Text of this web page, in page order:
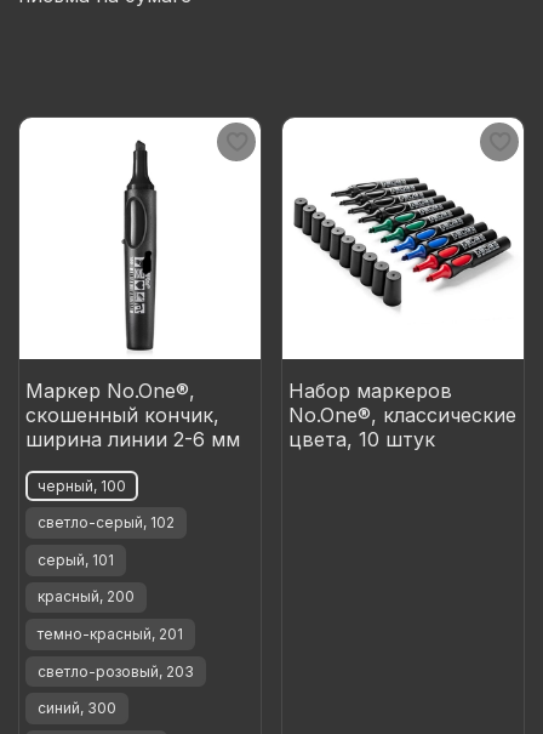
Маркер No.One®,
скошенный кончик,
ширина линии 2-6 мм
черный, 100
светло-серый, 102
серый, 101
красный, 200
темно-красный, 201
светло-розовый, 203
синий, 300
Набор маркеров
No.One®, классические
цвета, 10 штук